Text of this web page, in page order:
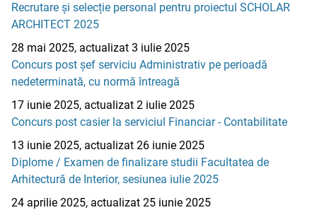
Recrutare și selecție personal pentru proiectul SCHOLAR
ARCHITECT 2025
28 mai 2025, actualizat 3 iulie 2025
Concurs post șef serviciu Administrativ pe perioadă
nedeterminată, cu normă întreagă
17 iunie 2025, actualizat 2 iulie 2025
Concurs post casier la serviciul Financiar - Contabilitate
13 iunie 2025, actualizat 26 iunie 2025
Diplome / Examen de finalizare studii Facultatea de
Arhitectură de Interior, sesiunea iulie 2025
24 aprilie 2025, actualizat 25 iunie 2025